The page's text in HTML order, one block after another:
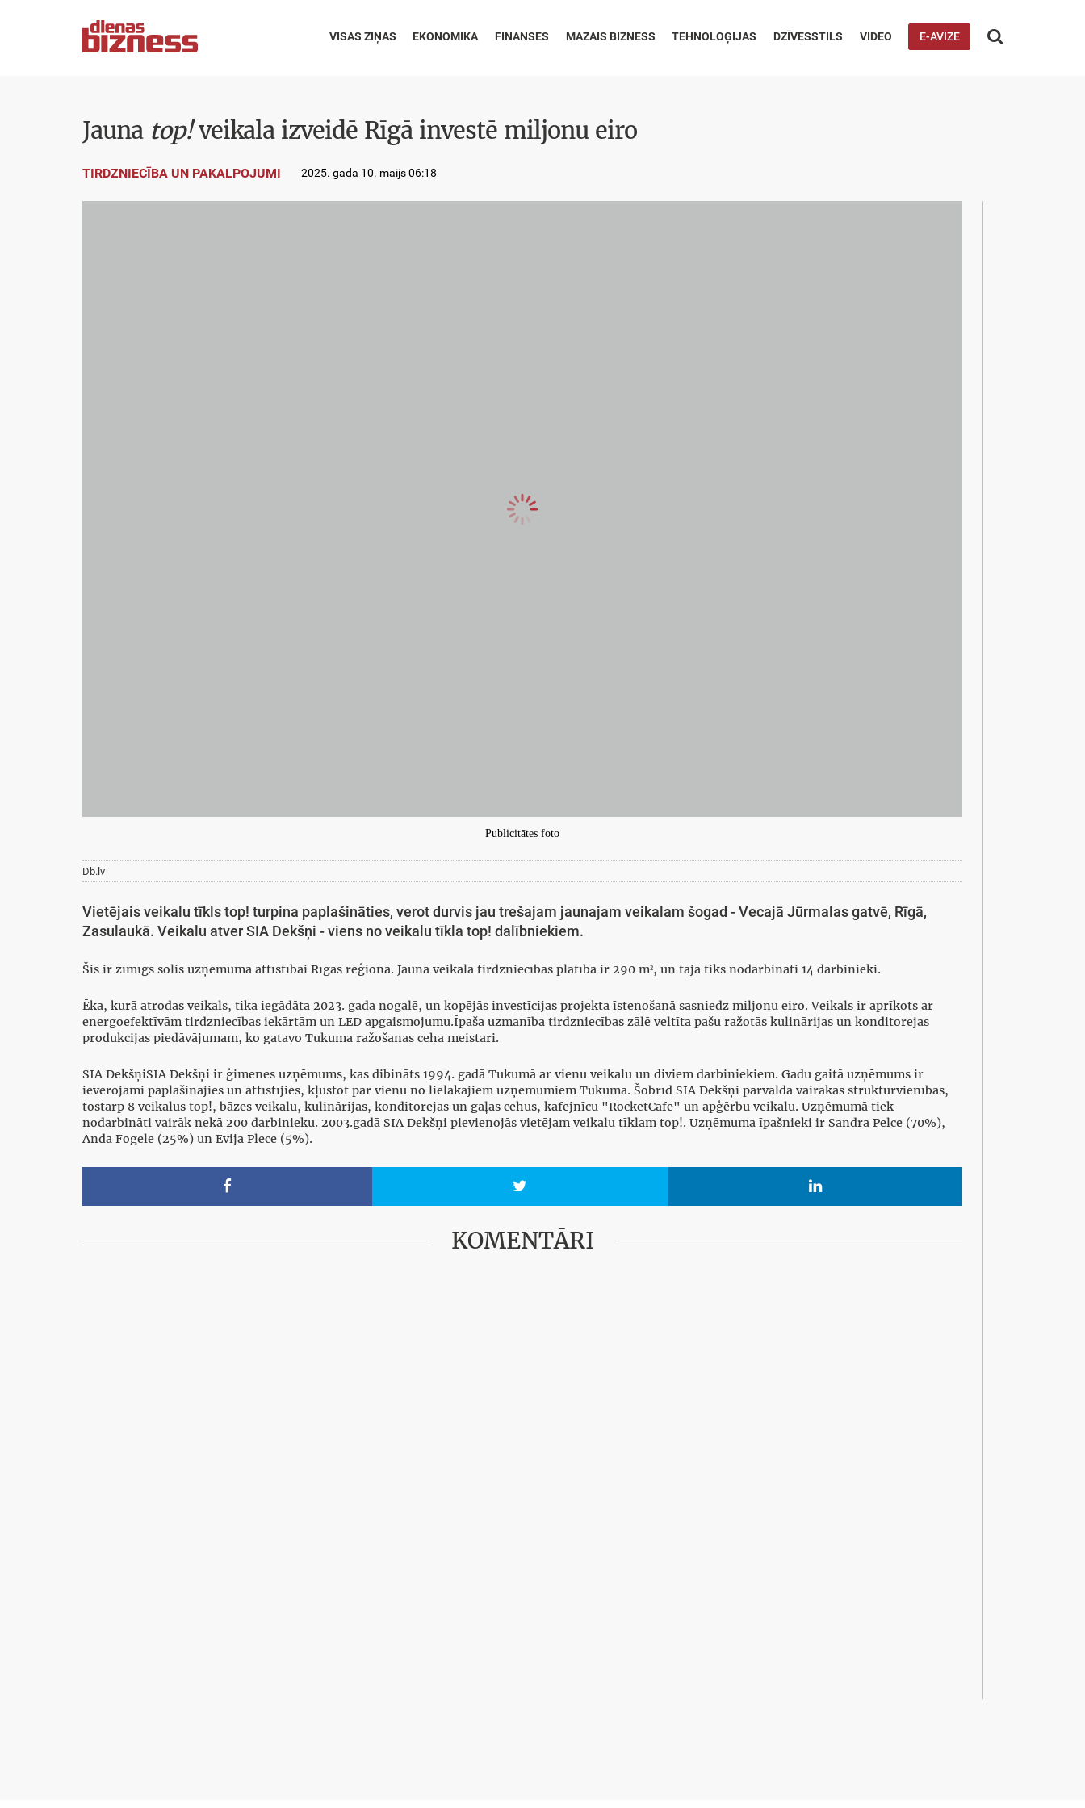
VISAS ZIŅAS EKONOMIKA FINANSES MAZAIS BIZNESS TEHNOLOĢIJAS DZĪVESSTILS VIDEO E-AVĪZE 
Jauna top!veikala izveidē Rīgā investē miljonu eiro
TIRDZNIECĪBA UN PAKALPOJUMI 2025. gada 10. maijs 06:18
Publicitātes foto
Db.lv
Vietējais veikalu tīkls top! turpina paplašināties, verot durvis jau trešajam jaunajam veikalam šogad - Vecajā Jūrmalas gatvē, Rīgā,
Zasulaukā. Veikalu atver SIA Dekšņi - viens no veikalu tīkla top! dalībniekiem.
Šis ir zīmīgs solis uzņēmuma attīstībai Rīgas reģionā. Jaunā veikala tirdzniecības platība ir 290 m², un tajā tiks nodarbināti 14 darbinieki.
Ēka, kurā atrodas veikals, tika iegādāta 2023. gada nogalē, un kopējās investīcijas projekta īstenošanā sasniedz miljonu eiro. Veikals ir aprīkots ar
energoefektīvām tirdzniecības iekārtām un LED apgaismojumu.Īpaša uzmanība tirdzniecības zālē veltīta pašu ražotās kulinārijas un konditorejas
produkcijas piedāvājumam, ko gatavo Tukuma ražošanas ceha meistari.
SIA DekšņiSIA Dekšņi ir ģimenes uzņēmums, kas dibināts 1994. gadā Tukumā ar vienu veikalu un diviem darbiniekiem. Gadu gaitā uzņēmums ir
ievērojami paplašinājies un attīstījies, kļūstot par vienu no lielākajiem uzņēmumiem Tukumā. Šobrīd SIA Dekšņi pārvalda vairākas struktūrvienības,
tostarp 8 veikalus top!, bāzes veikalu, kulinārijas, konditorejas un gaļas cehus, kafejnīcu "RocketCafe" un apģērbu veikalu. Uzņēmumā tiek
nodarbināti vairāk nekā 200 darbinieku. 2003.gadā SIA Dekšņi pievienojās vietējam veikalu tīklam top!. Uzņēmuma īpašnieki ir Sandra Pelce (70%),
Anda Fogele (25%) un Evija Plece (5%).
  
KOMENTĀRI